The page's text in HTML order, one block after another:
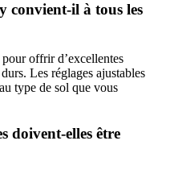
convient-il à tous les
offrir d’excellentes
Les réglages ajustables
type de sol que vous
doivent-elles être